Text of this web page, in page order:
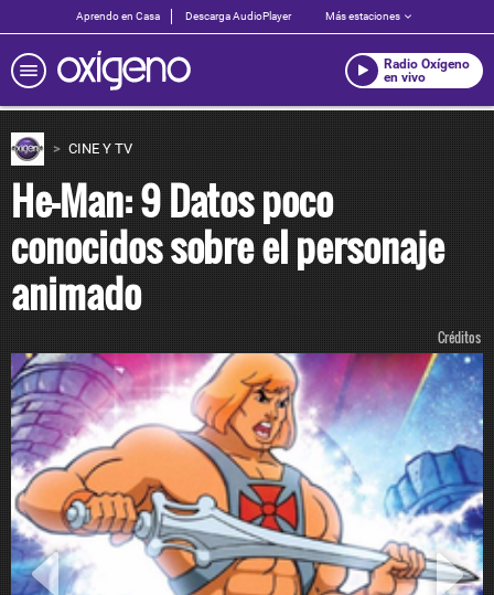
Aprendo en Casa Descarga AudioPlayer Más estaciones
Radio Oxígeno
en vivo
CINE Y TV
He-Man: 9 Datos poco
conocidos sobre el personaje
animado
Créditos